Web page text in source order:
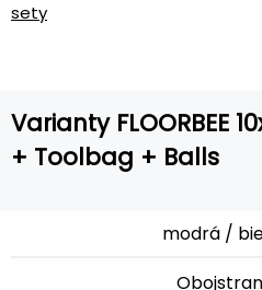
sety
Varianty FLOORBEE
+ Toolbag + Balls
modrá /